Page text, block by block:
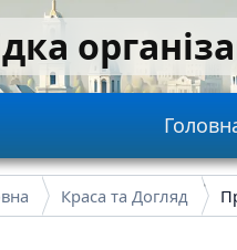
вмісту
Main
Краса та Догляд